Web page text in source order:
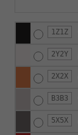
1Z1Z
2Y2Y
2X2X
B3B3
5X5X